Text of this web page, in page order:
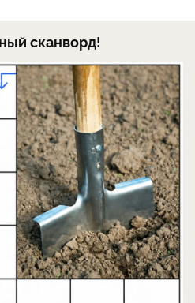
сканворд!